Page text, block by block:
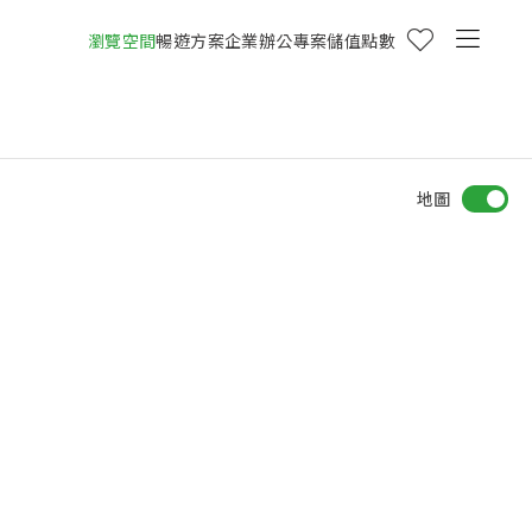
瀏覽空間暢遊方案企業辦公專案儲值點數
地圖